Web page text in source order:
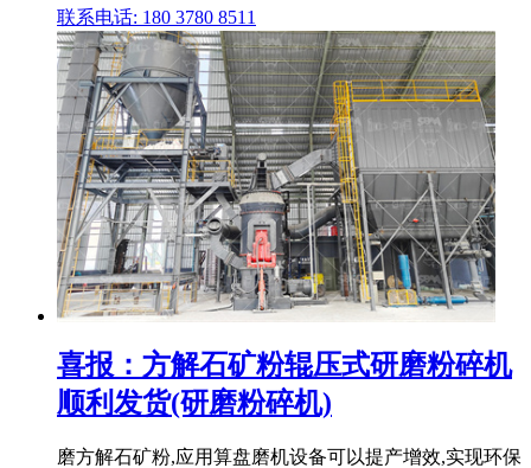
联系电话: 180 3780 8511
喜报：方解石矿粉辊压式研磨粉碎机
顺利发货(研磨粉碎机)
磨方解石矿粉,应用算盘磨机设备可以提产增效,实现环保